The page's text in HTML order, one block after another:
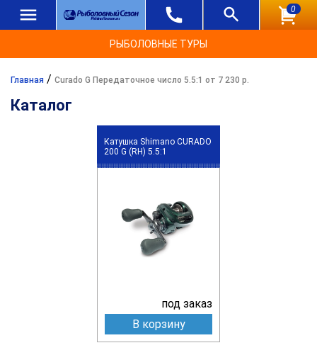
0
РЫБОЛОВНЫЕ ТУРЫ
Главная / Curado G Передаточное число 5.5:1 от 7 230 р.
Каталог
Катушка Shimano CURADO
200 G (RH) 5.5:1
под заказ
В корзину